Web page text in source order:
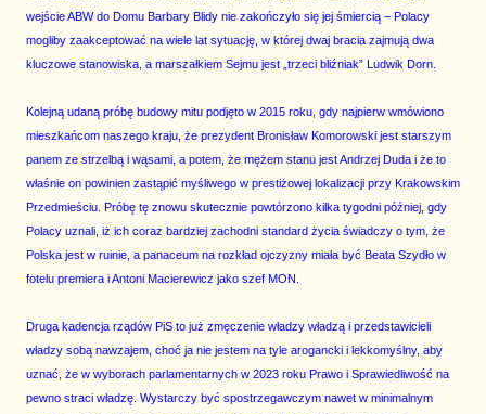
wejście ABW do Domu Barbary Blidy nie zakończyło się jej śmiercią – Polacy
mogliby zaakceptować na wiele lat sytuację, w której dwaj bracia zajmują dwa
kluczowe stanowiska, a marszałkiem Sejmu jest „trzeci bliźniak” Ludwik Dorn.
Kolejną udaną próbę budowy mitu podjęto w 2015 roku, gdy najpierw wmówiono
mieszkańcom naszego kraju, że prezydent Bronisław Komorowski jest starszym
panem ze strzelbą i wąsami, a potem, że mężem stanu jest Andrzej Duda i że to
właśnie on powinien zastąpić myśliwego w prestiżowej lokalizacji przy Krakowskim
Przedmieściu. Próbę tę znowu skutecznie powtórzono kilka tygodni później, gdy
Polacy uznali, iż ich coraz bardziej zachodni standard życia świadczy o tym, że
Polska jest w ruinie, a panaceum na rozkład ojczyzny miała być Beata Szydło w
fotelu premiera i Antoni Macierewicz jako szef MON.
Druga kadencja rządów PiS to już zmęczenie władzy władzą i przedstawicieli
władzy sobą nawzajem, choć ja nie jestem na tyle arogancki i lekkomyślny, aby
uznać, że w wyborach parlamentarnych w 2023 roku Prawo i Sprawiedliwość na
pewno straci władzę. Wystarczy być spostrzegawczym nawet w minimalnym